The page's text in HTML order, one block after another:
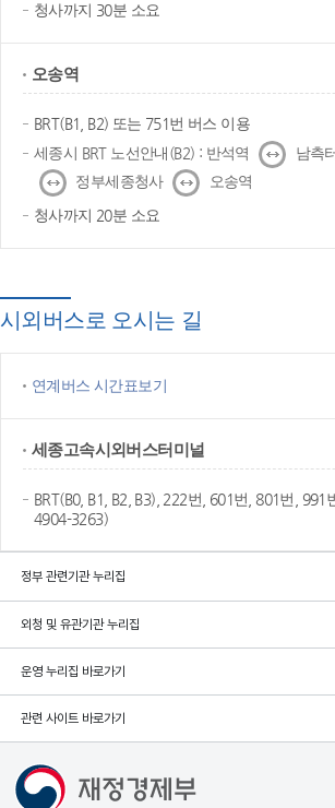
청사까지 30분 소요
오송역
BRT(B1, B2) 또는 751번 버스 이용
세종시 BRT 노선안내(B2) : 반석역
↔ 남측
↔
정부세종청사 ↔
오송역
청사까지 20분 소요
시외버스로 오시는 길
연계버스 시간표보기
세종고속시외버스터미널
BRT(B0, B1, B2, B3), 222번, 601번, 801번,
4904-3263)
정부 관련기관 누리집
외청 및 유관기관 누리집
운영 누리집 바로가기
관련 사이트 바로가기